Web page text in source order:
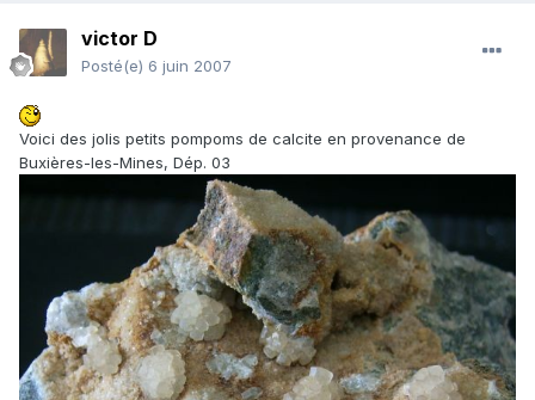
victor D
Posté(e) 6 juin 2007
Voici des jolis petits pompoms de calcite en provenance de
Buxières-les-Mines, Dép. 03